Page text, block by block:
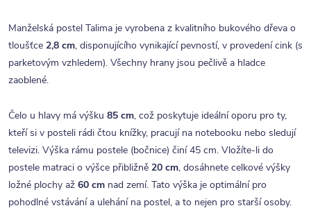
Manželská postel Talima je vyrobena z kvalitního bukového dřeva o
tloušťce 2,8 cm, disponujícího vynikající pevností, v provedení cink (s
parketovým vzhledem). Všechny hrany jsou pečlivě a hladce
zaoblené.
Čelo u hlavy má výšku 85 cm, což poskytuje ideální oporu pro ty,
kteří si v posteli rádi čtou knížky, pracují na notebooku nebo sledují
televizi. Výška rámu postele (bočnice) činí 45 cm. Vložíte-li do
postele matraci o výšce přibližně 20 cm, dosáhnete celkové výšky
ložné plochy až 60 cm nad zemí. Tato výška je optimální pro
pohodlné vstávání a ulehání na postel, a to nejen pro starší osoby.